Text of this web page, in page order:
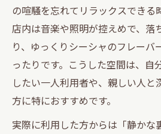
の喧騒を忘れてリラックスできる
店内は音楽や照明が控えめで、落
り、ゆっくりシーシャのフレーバ
ったりです。こうした空間は、自
したい一人利用者や、親しい人と
方に特におすすめです。
実際に利用した方からは「静かな